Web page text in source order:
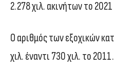
2.278 χιλ. ακινήτων το
Ο αριθμός των εξοχικών
χιλ. έναντι 730 χιλ. το 2011.